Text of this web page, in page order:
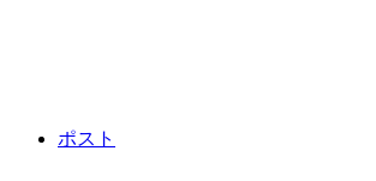
ポスト